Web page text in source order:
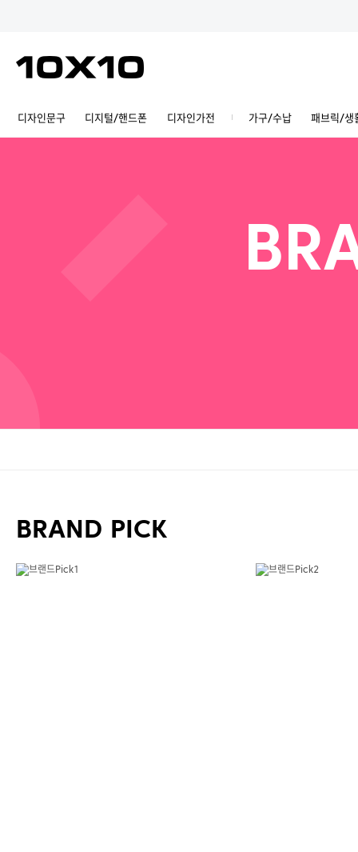
디자인문구 디지털/핸드폰 디자인가전 가구/수납 패브릭/생
BRAND PICK